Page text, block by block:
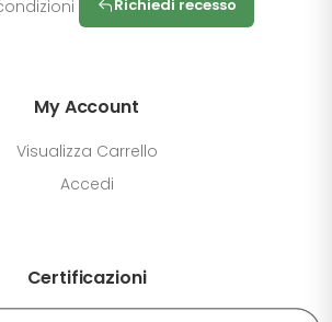
Richiedi recesso
My Account
Visualizza Carrello
Accedi
Certificazioni